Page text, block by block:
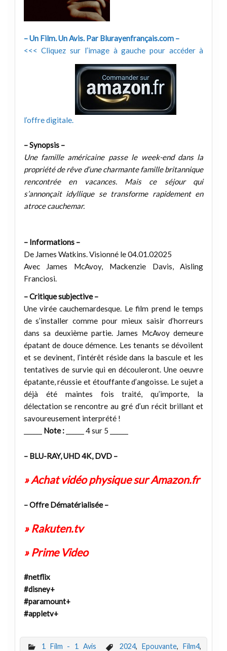
– Un Film. Un Avis. Par Blurayenfrançais.com –
<<< Cliquez sur l’image à gauche pour accéder à
l’offre digitale.
– Synopsis –
Une famille américaine passe le week-end dans la
propriété de rêve d’une charmante famille britannique
rencontrée en vacances. Mais ce séjour qui
s’annonçait idyllique se transforme rapidement en
atroce cauchemar.
– Informations –
De James Watkins. Visionné le 04.01.02025
Avec James McAvoy, Mackenzie Davis, Aisling
Franciosi.
– Critique subjective –
Une virée cauchemardesque. Le film prend le temps
de s’installer comme pour mieux saisir d’horreurs
dans sa deuxième partie. James McAvoy demeure
épatant de douce démence. Les tenants se dévoilent
et se devinent, l’intérêt réside dans la bascule et les
tentatives de survie qui en découleront. Une oeuvre
épatante, réussie et étouffante d’angoisse. Le sujet a
déjà été maintes fois traité, qu’importe, la
délectation se rencontre au gré d’un récit brillant et
savoureusement interprété !
Note :______ 4 sur 5 ______
– BLU-RAY, UHD 4K, DVD –
» Achat vidéo physique sur Amazon.fr
– Offre Dématérialisée –
» Rakuten.tv
» Prime Video
#netflix
#disney+
#paramount+
#appletv+
1 Film - 1 Avis 2024, Epouvante, Film4,